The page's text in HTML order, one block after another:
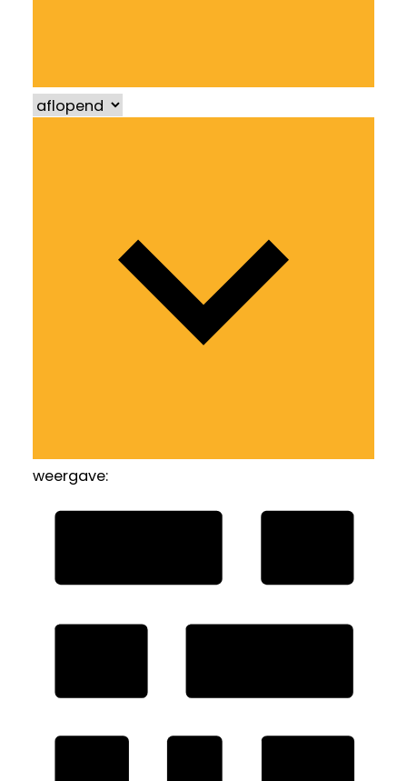
weergave: